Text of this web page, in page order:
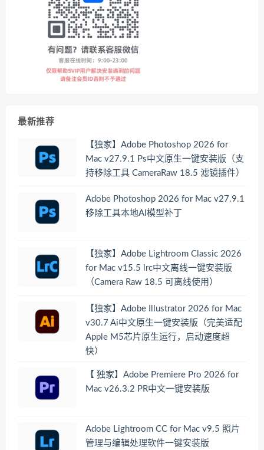
最新推荐
【独家】Adobe Photoshop 2026 for
Mac v27.9.1 Ps中文原生一键安装版（支
持移除工具 CameraRaw 18.5 滤镜插件）
Adobe Photoshop 2026 for Mac v27.9.1
移除工具本地AI模型补丁
【独家】Adobe Lightroom Classic 2026
for Mac v15.5 lrc中文离线一键安装版
（Camera Raw 18.5 可离线使用）
【独家】Adobe Illustrator 2026 for Mac
v30.7 Ai中文原生一键安装版（完美适配
Apple M5芯片原生运行，启动速度超
快）
【 独家】Adobe Premiere Pro 2026 for
Mac v26.3.2 PR中文一键安装版
Adobe Lightroom CC for Mac v9.5 照片
管理与编辑处理软件一键安装版